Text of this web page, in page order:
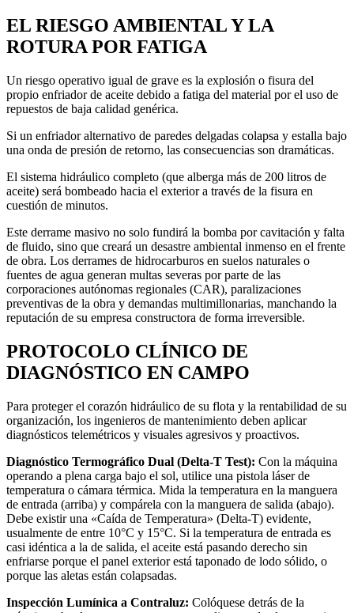
EL RIESGO AMBIENTAL Y LA
ROTURA POR FATIGA
Un riesgo operativo igual de grave es la explosión o fisura del
propio enfriador de aceite debido a fatiga del material por el uso de
repuestos de baja calidad genérica.
Si un enfriador alternativo de paredes delgadas colapsa y estalla bajo
una onda de presión de retorno, las consecuencias son dramáticas.
El sistema hidráulico completo (que alberga más de 200 litros de
aceite) será bombeado hacia el exterior a través de la fisura en
cuestión de minutos.
Este derrame masivo no solo fundirá la bomba por cavitación y falta
de fluido, sino que creará un desastre ambiental inmenso en el frente
de obra. Los derrames de hidrocarburos en suelos naturales o
fuentes de agua generan multas severas por parte de las
corporaciones autónomas regionales (CAR), paralizaciones
preventivas de la obra y demandas multimillonarias, manchando la
reputación de su empresa constructora de forma irreversible.
PROTOCOLO CLÍNICO DE
DIAGNÓSTICO EN CAMPO
Para proteger el corazón hidráulico de su flota y la rentabilidad de su
organización, los ingenieros de mantenimiento deben aplicar
diagnósticos telemétricos y visuales agresivos y proactivos.
Diagnóstico Termográfico Dual (Delta-T Test): Con la máquina
operando a plena carga bajo el sol, utilice una pistola láser de
temperatura o cámara térmica. Mida la temperatura en la manguera
de entrada (arriba) y compárela con la manguera de salida (abajo).
Debe existir una «Caída de Temperatura» (Delta-T) evidente,
usualmente de entre 10°C y 15°C. Si la temperatura de entrada es
casi idéntica a la de salida, el aceite está pasando derecho sin
enfriarse porque el panel exterior está taponado de lodo sólido, o
porque las aletas están colapsadas.
Inspección Lumínica a Contraluz: Colóquese detrás de la